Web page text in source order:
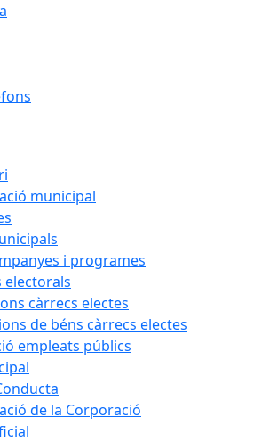
municipal
i programes
electorals
càrrecs electes
de béns càrrecs electes
empleats públics
de la Corporació